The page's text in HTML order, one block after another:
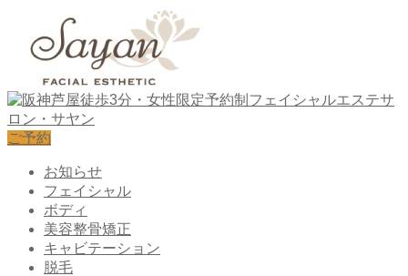
ご予約
お知らせ
フェイシャル
ボディ
美容整骨矯正
キャビテーション
脱毛